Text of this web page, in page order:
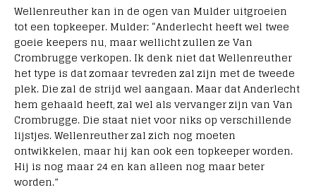
Wellenreuther kan in de ogen van Mulder uitgroeien
tot een topkeeper. Mulder: “Anderlecht heeft wel twee
goeie keepers nu, maar wellicht zullen ze Van
Crombrugge verkopen. Ik denk niet dat Wellenreuther
het type is dat zomaar tevreden zal zijn met de tweede
plek. Die zal de strijd wel aangaan. Maar dat Anderlecht
hem gehaald heeft, zal wel als vervanger zijn van Van
Crombrugge. Die staat niet voor niks op verschillende
lijstjes. Wellenreuther zal zich nog moeten
ontwikkelen, maar hij kan ook een topkeeper worden.
Hij is nog maar 24 en kan alleen nog maar beter
worden.”